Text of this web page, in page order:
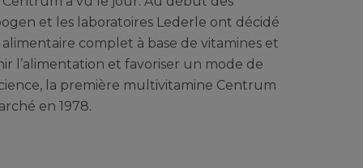
et les laboratoires Lederle ont décidé
complet à base de vitamines et
l’alimentation et favoriser un mode de
la première multivitamine Centrum
en 1978.